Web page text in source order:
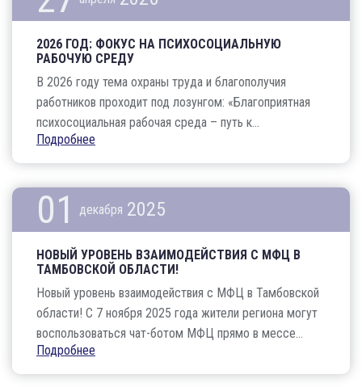
2026 ГОД: ФОКУС НА ПСИХОСОЦИАЛЬНУЮ
РАБОЧУЮ СРЕДУ
В 2026 году тема охраны труда и благополучия
работников проходит под лозунгом: «Благоприятная
психосоциальная рабочая среда – путь к...
Подробнее
01 декабря 2025
НОВЫЙ УРОВЕНЬ ВЗАИМОДЕЙСТВИЯ С МФЦ В
ТАМБОВСКОЙ ОБЛАСТИ!
Новый уровень взаимодействия с МФЦ в Тамбовской
области! С 7 ноября 2025 года жители региона могут
воспользоваться чат-ботом МФЦ прямо в мессе...
Подробнее